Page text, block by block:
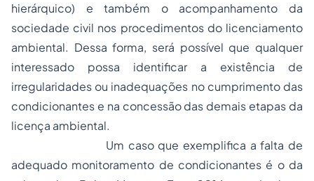
hierárquico) e também o acompanhamento da
sociedade civil nos procedimentos do licenciamento
ambiental. Dessa forma, será possível que qualquer
interessado possa identificar a existência de
irregularidades ou inadequações no cumprimento das
condicionantes e na concessão das demais etapas da
licença ambiental.
Um caso que exemplifica a falta de
adequado monitoramento de condicionantes é o da